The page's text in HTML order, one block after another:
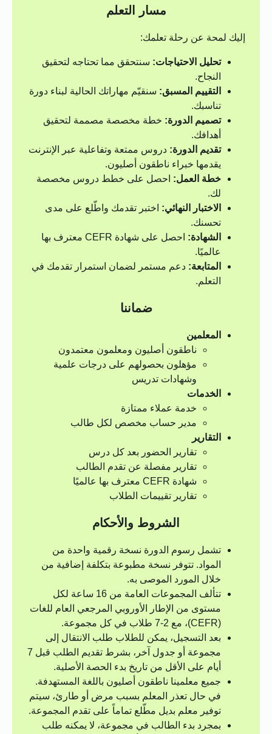
مسار التعلم
إليك لمحة عن رحلة تعلمك:
تحليل الاحتياجات: سنتحقق مما تحتاجه لتحقيق
النجاح.
التقييم المسبق: سنقيّم مهاراتك الحالية لبناء دورة
تناسبك.
تصميم الدورة: خطة مخصصة مصممة لتحقيق
أهدافك.
تقديم الدورة: دروس ممتعة وتفاعلية عبر الإنترنت
يقدمها خبراء ناطقون أصليون.
خطة العمل: احصل على خطط دروس مخصصة
لك.
الاختبار النهائي: اختبر تقدمك واطّلع على مدى
تحسنك.
الشهادة:
احصل على شهادة CEFR معترف بها
عالميًا.
المتابعة: دعم مستمر لضمان استمرار تقدمك في
التعلم.
ضماننا
المعلمين
ناطقون أصليون ومعلمون معتمدون
مؤهلون بحصولهم على درجات علمية
وشهادات تدريس
الخدمات
خدمة عملاء ممتازة
مدير حساب مخصص لكل طالب
التقارير
تقارير الحضور بعد كل درس
تقارير مفصلة عن تقدم الطالب
شهادة CEFR معترف بها عالميًا
تقارير تقييمات الطلاب
الشروط والأحكام
تشمل رسوم الدورة نسخة رقمية واحدة من
المواد. تتوفر نسخة مطبوعة بتكلفة إضافية من
خلال المورد الموصى به.
تتألف المجموعات العامة من 16 ساعة لكل
مستوى من الإطار الأوروبي المرجعي العام للغات
(CEFR)، مع 2-7 طلاب في كل مجموعة.
بعد التسجيل، يمكن للطلاب طلب الانتقال إلى
مجموعة أو جدول آخر، بشرط تقديم الطلب قبل 7
أيام على الأقل من تاريخ بدء الحصة الأصلية.
جميع معلمينا ناطقون أصليون باللغة المستهدفة.
في حال تعذر المعلم بسبب مرض أو طارئ، سيتم
توفير معلم بديل مطّلع تماماً على تقدم المجموعة.
بمجرد بدء الطالب في مجموعة، لا يمكنه طلب